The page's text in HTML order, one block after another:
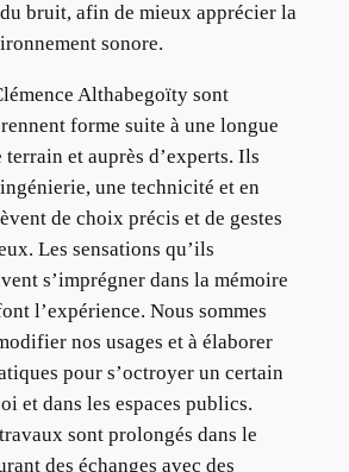
bruit, afin de mieux apprécier la
sonore.
Althabegoïty sont
forme suite à une longue
et auprès d’experts. Ils
une technicité et en
de choix précis et de gestes
Les sensations qu’ils
s’imprégner dans la mémoire
l’expérience. Nous sommes
nos usages et à élaborer
pour s’octroyer un certain
et dans les espaces publics.
sont prolongés dans le
des échanges avec des